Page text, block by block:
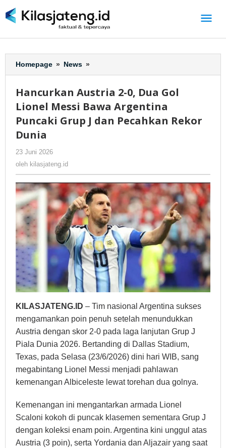
ke
Homepage » News »
Austria
0,
Dua
Gol
Grup
J
dan
Pecahkan
Rekor
Dunia
Hancurkan Austria 2-0, Dua Gol
Lionel Messi Bawa Argentina
Puncaki Grup J dan Pecahkan Rekor
Dunia
23 Juni 2026
kilasjateng.id
oleh kilasjateng.id
KILASJATENG.ID – Tim nasional Argentina sukses
mengamankan poin penuh setelah menundukkan
Austria dengan skor 2-0 pada laga lanjutan Grup J
Piala Dunia 2026. Bertanding di Dallas Stadium,
Texas, pada Selasa (23/6/2026) dini hari WIB, sang
megabintang Lionel Messi menjadi pahlawan
kemenangan Albiceleste lewat torehan dua golnya.
Kemenangan ini mengantarkan armada Lionel
Scaloni kokoh di puncak klasemen sementara Grup J
dengan koleksi enam poin. Argentina kini unggul atas
Austria (3 poin), serta Yordania dan Aljazair yang saat